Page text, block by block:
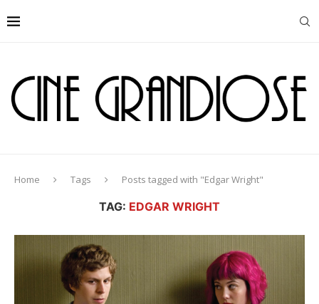
Home Tags Posts tagged with "Edgar Wright"
TAG: EDGAR WRIGHT